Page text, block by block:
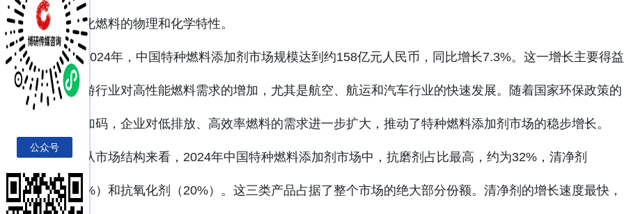
著优化燃料的物理和化学特性。
2024年，中国特种燃料添加剂市场规模达到约158亿元人民币，同比增长7.3%。这一增长主要得益
于下游行业对高性能燃料需求的增加，尤其是航空、航运和汽车行业的快速发展。随着国家环保政策的
持续加码，企业对低排放、高效率燃料的需求进一步扩大，推动了特种燃料添加剂市场的稳步增长。
从市场结构来看，2024年中国特种燃料添加剂市场中，抗磨剂占比最高，约为32%，清净剂
（28%）和抗氧化剂（20%）。这三类产品占据了整个市场的绝大部分份额。清净剂的增长速度最快，
公众号